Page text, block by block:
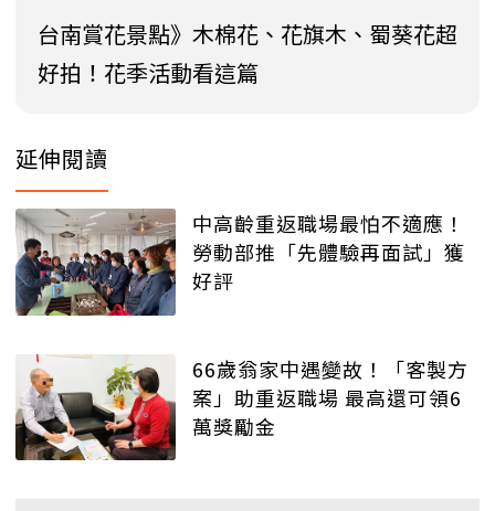
台南賞花景點》木棉花、花旗木、蜀葵花超
好拍！花季活動看這篇
延伸閱讀
中高齡重返職場最怕不適應！
勞動部推「先體驗再面試」獲
好評
66歲翁家中遇變故！「客製方
案」助重返職場 最高還可領6
萬獎勵金